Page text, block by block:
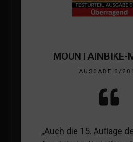
MOUNTAINBIKE-
AUSGABE 8/
„Auch die 15. Auﬂage